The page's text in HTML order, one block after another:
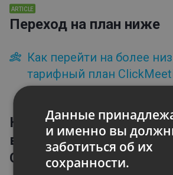
Платежи
Удаление учетной записи
Переход на план ниже
Как перейти на более низкий
ClickMeeting?
Функции
Типы мероприятий
ARTICLE
Переход на план ниже
Как перейти на более
тарифный план
Как перейти на более
высокий тарифный
ClickMeeting?
Данные
и именно вы
заботиться об их
сохранности.